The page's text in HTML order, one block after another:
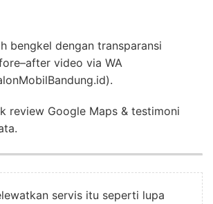
bengkel dengan transparansi
video via WA
review Google Maps & testimoni
servis itu seperti lupa